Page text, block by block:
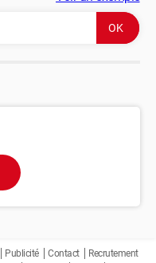
Publicité Contact
Recrutement